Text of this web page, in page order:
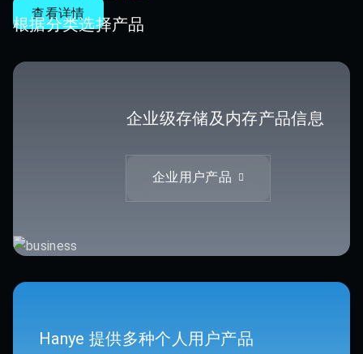
查看详情
根据分类选择产品
企业级存储及内存产品信息
企业用户产品
Hanye 提供多种个人用户产品